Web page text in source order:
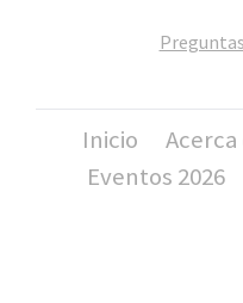
Inicio
Eventos 2026